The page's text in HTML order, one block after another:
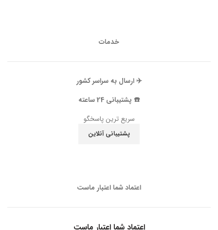
خدمات
✈️ ارسال به سراسر کشور
☎️ پشتیبانی 24 ساعته
سریع ترین پاسخگو
پشتیبانی آنلاین
اعتماد شما اعتبار ماست
اعتماد شما اعتبار ماست